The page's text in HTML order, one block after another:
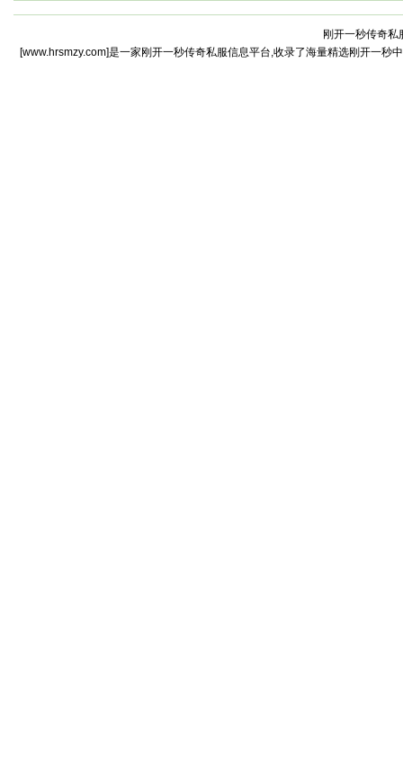
刚开一秒传奇私
[www.hrsmzy.com]是一家刚开一秒传奇私服信息平台,收录了海量精选刚开一